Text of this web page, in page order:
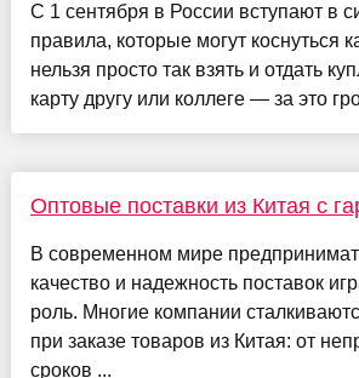
С 1 сентября в России вступают в
правила, которые могут коснуться
нельзя просто так взять и отдать
карту другу или коллеге — за это
Оптовые поставки из Китая с
В современном мире
качество и надежность поставок
роль. Многие компании
при заказе товаров из Китая: от
сроков ...